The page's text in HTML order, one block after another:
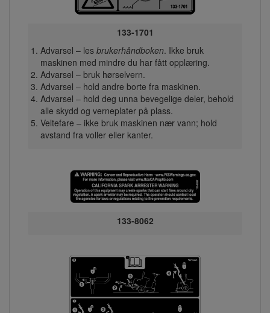
133-1701
Advarsel – les brukerhåndboken. Ikke bruk
maskinen med mindre du har fått opplæring.
Advarsel – bruk hørselvern.
Advarsel – hold andre borte fra maskinen.
Advarsel – hold deg unna bevegelige deler, behold
alle skydd og verneplater på plass.
Veltefare – ikke bruk maskinen nær vann; hold
avstand fra voller eller kanter.
133-8062